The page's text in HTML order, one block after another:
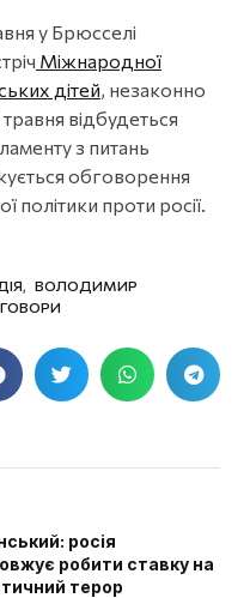
у Брюсселі
Міжнародної
дітей, незаконно
відбудеться
з питань
обговорення
політики проти росії.
ВОЛОДИМИР
росія
робити ставку на
терор